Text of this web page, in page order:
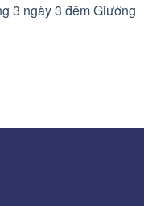
3 ngày 3 đêm Giường